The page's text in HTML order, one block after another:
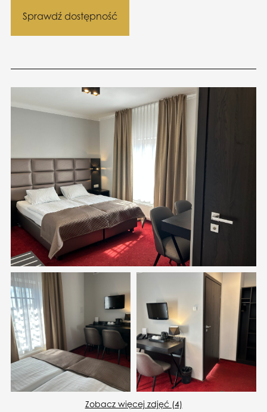
Sprawdź dostępność
Zobacz więcej zdjęć (4)